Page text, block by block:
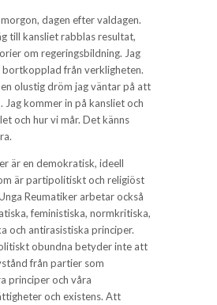
dagen efter valdagen.
till kansliet rabblas resultat,
om regeringsbildning. Jag
bortkopplad från verkligheten.
olustig dröm jag väntar på att
Jag kommer in på kansliet och
och hur vi mår. Det känns
är en demokratisk, ideell
är partipolitiskt och religiöst
Reumatiker arbetar också
feministiska, normkritiska,
och antirasistiska principer.
obundna betyder inte att
från partier som
principer och våra
och existens. Att